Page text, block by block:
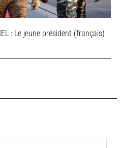
: Le jeune président (français)